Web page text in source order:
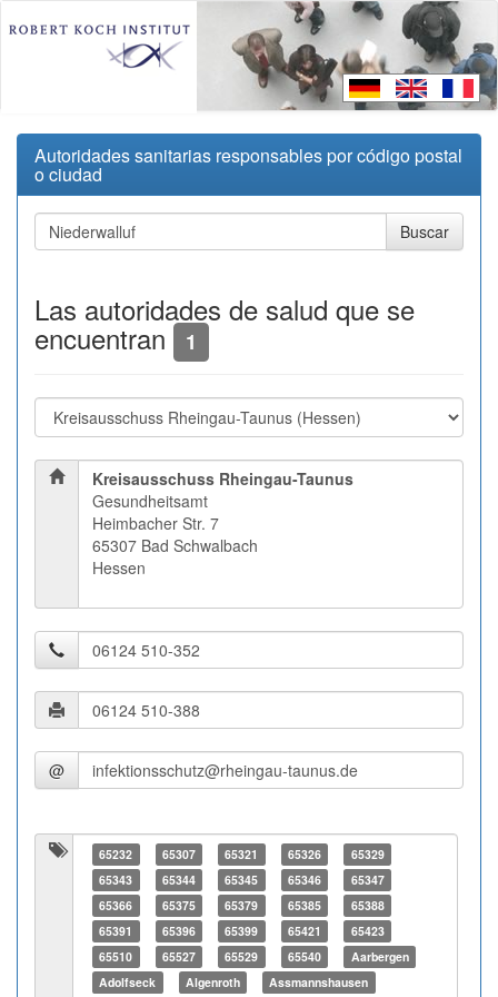
Autoridades sanitarias responsables por código postal
o ciudad
Las autoridades de salud que se
encuentran 1
Kreisausschuss Rheingau-Taunus
Gesundheitsamt
Heimbacher Str. 7
65307 Bad Schwalbach
Hessen
@
65232 65307 65321 65326
65329
65343
65344 65345 65346
65347
65366
65375 65379 65385
65388
65391
65396 65399 65421
65423
65510
65527 65529 65540
Aarbergen
Adolfseck
Algenroth Assmannshausen